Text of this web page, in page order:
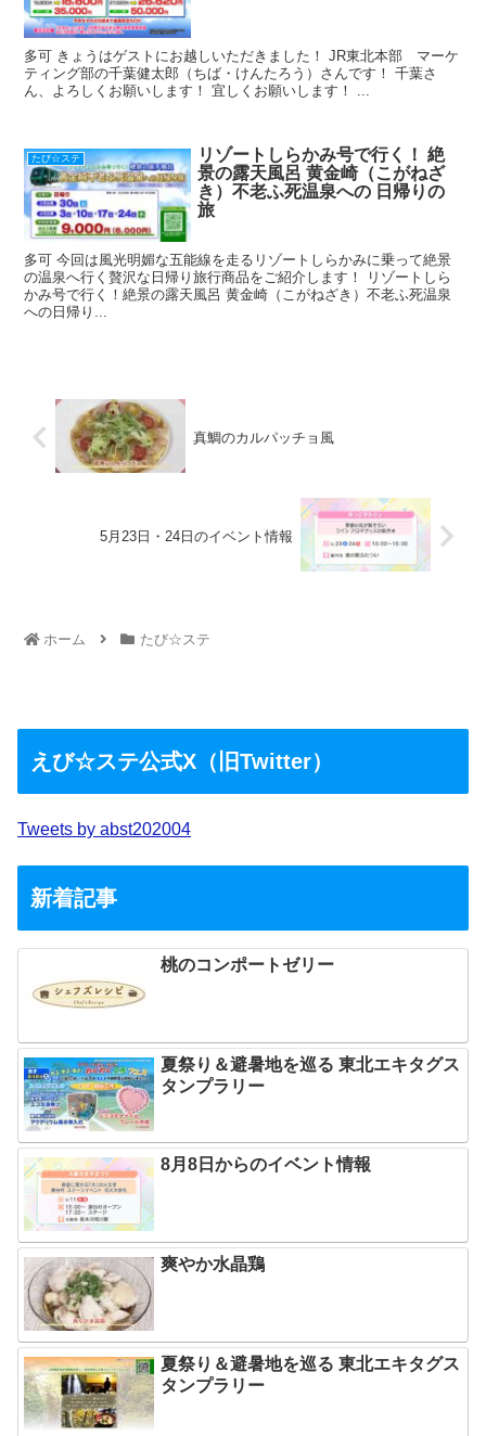
多可 きょうはゲストにお越しいただきました！ JR東北本部 マーケ
ティング部の千葉健太郎（ちば・けんたろう）さんです！ 千葉さ
ん、よろしくお願いします！ 宜しくお願いします！ ...
たび☆ステ
リゾートしらかみ号で行く！ 絶
景の露天風呂 黄金崎（こがねざ
き）不老ふ死温泉への 日帰りの
旅
多可 今回は風光明媚な五能線を走るリゾートしらかみに乗って絶景
の温泉へ行く贅沢な日帰り旅行商品をご紹介します！ リゾートしら
かみ号で行く！絶景の露天風呂 黄金崎（こがねざき）不老ふ死温泉
への日帰り...
真鯛のカルパッチョ風
5月23日・24日のイベント情報
ホーム たび☆ステ
えび☆ステ公式X（旧Twitter）
Tweets by abst202004
新着記事
桃のコンポートゼリー
夏祭り＆避暑地を巡る 東北エキタグス
タンプラリー
8月8日からのイベント情報
爽やか水晶鶏
夏祭り＆避暑地を巡る 東北エキタグス
タンプラリー